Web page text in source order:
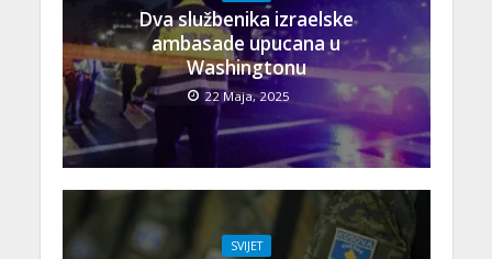
Dva službenika izraelske
ambasade upucana u
Washingtonu
22 Maja, 2025
SVIJET